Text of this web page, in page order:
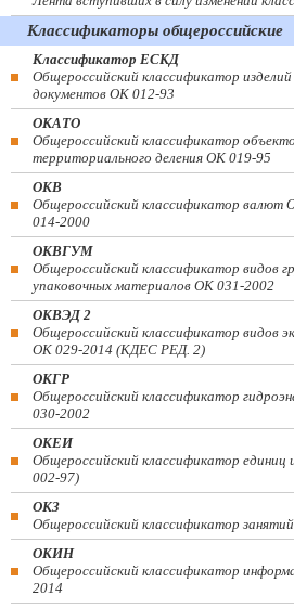
Классификаторы общероссийские
Классификатор ЕСКД
Общероссийский классификатор
документов ОК 012-93
ОКАТО
Общероссийский классификатор
территориального деления ОК 019-95
ОКВ
Общероссийский классификатор
014-2000
ОКВГУМ
Общероссийский классификатор видов
упаковочных материалов ОК 031-2002
ОКВЭД 2
Общероссийский классификатор видов
ОК 029-2014 (КДЕС РЕД. 2)
ОКГР
Общероссийский классификатор
030-2002
ОКЕИ
Общероссийский классификатор
002-97)
ОКЗ
Общероссийский классификатор
ОКИН
Общероссийский классификатор
2014